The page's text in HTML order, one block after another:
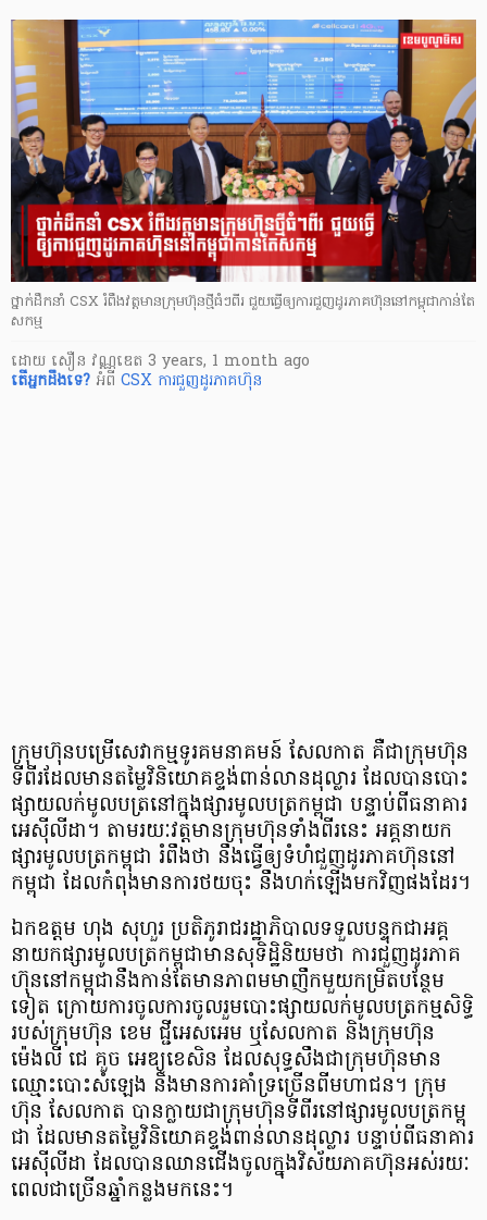
ថ្នាក់ដឹកនាំ CSX រំពឹងវត្តមានក្រុមហ៊ុនថ្មីធំៗពីរ ជួយធ្វើឲ្យការជួញដូរភាគហ៊ុននៅកម្ពុជាកាន់តែ
សកម្ម
ដោយ សឿន វណ្ណឌេត 3 years, 1 month ago
តើ​អ្នក​ដឹងទេ? អំពី CSX ការជួញដូរភាគហ៊ុន
ក្រុមហ៊ុនបម្រើសេវាកម្មទូរគមនាគមន៍ សែលកាត គឺជាក្រុមហ៊ុន
ទីពីរដែលមានតម្លៃវិនិយោគខ្ទង់ពាន់លានដុល្លារ ដែលបានបោះ
ផ្សាយលក់មូលបត្រ​នៅក្នុងផ្សារមូលបត្រកម្ពុជា បន្ទាប់ពីធនាគារ
អេស៊ីលីដា។ តាមរយៈវត្តមានក្រុមហ៊ុនទាំងពីរនេះ អគ្គនាយក
ផ្សារមូលបត្រ​កម្ពុជា រំពឹងថា នឹងធ្វើឲ្យទំហំជួញដូរភាគហ៊ុននៅ
កម្ពុជា ដែលកំពុងមានការថយចុះ នឹងហក់ឡើងមកវិញផងដែរ។
ឯកឧត្តម ហុង សុហួរ ប្រតិភូរាជរដ្ឋាភិបាលទទួលបន្ទុកជាអគ្គ
នាយកផ្សារមូលបត្រកម្ពុជាមានសុទិដ្ឋិនិយមថា ការជួញដូរភាគ
ហ៊ុននៅកម្ពុជានឹងកាន់តែមានភាពមមាញឹកមួយកម្រិតបន្ថែម
ទៀត ក្រោយការចូលការចូលរួមបោះផ្សាយលក់មូលបត្រកម្មសិទ្ធិ
របស់ក្រុមហ៊ុន ខេម ជ្ជីអេសអេម ឬសែលកាត និងក្រុមហ៊ុន
ម៉េងលី ជេ គួច អេឌ្យូខេសិន ដែលសុទ្ធសឹងជាក្រុមហ៊ុនមាន
ឈ្មោះបោះសំឡេង និងមានការគាំទ្រច្រើនពីមហាជន។ ក្រុម
ហ៊ុន សែលកាត បានក្លាយជាក្រុមហ៊ុនទីពីរនៅផ្សារមូលបត្រកម្ពុ
ជា ដែលមានតម្លៃវិនិយោគខ្ទង់ពាន់លានដុល្លារ បន្ទាប់ពីធនាគារ
អេស៊ីលីដា ដែលបានឈានជើងចូលក្នុងវិស័យភាគហ៊ុនអស់រយៈ
ពេលជាច្រើនឆ្នាំកន្លងមកនេះ។